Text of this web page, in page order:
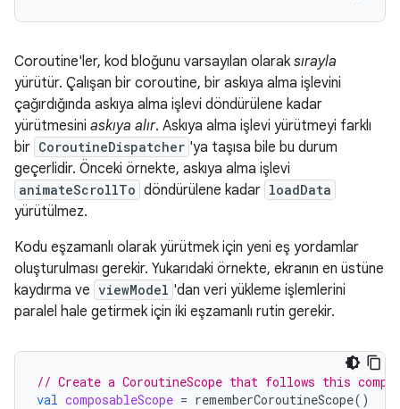
Coroutine'ler, kod bloğunu varsayılan olarak sırayla
yürütür. Çalışan bir coroutine, bir askıya alma işlevini
çağırdığında askıya alma işlevi döndürülene kadar
yürütmesini askıya alır. Askıya alma işlevi yürütmeyi farklı
bir CoroutineDispatcher 'ya taşısa bile bu durum
geçerlidir. Önceki örnekte, askıya alma işlevi
animateScrollTo döndürülene kadar loadData
yürütülmez.
Kodu eşzamanlı olarak yürütmek için yeni eş yordamlar
oluşturulması gerekir. Yukarıdaki örnekte, ekranın en üstüne
kaydırma ve viewModel 'dan veri yükleme işlemlerini
paralel hale getirmek için iki eşzamanlı rutin gerekir.
// Create a CoroutineScope that follows this
val composableScope = rememberCoroutineScope()